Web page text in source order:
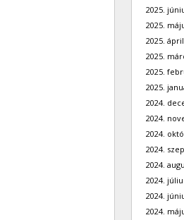
2025.
2025.
2025.
2025.
2025.
2025.
2024.
2024.
2024.
2024.
2024.
2024.
2024.
2024.